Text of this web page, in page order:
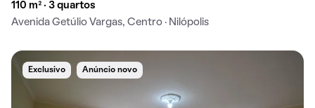
110 m² · 3 quartos
Avenida Getúlio Vargas, Centro · Nilópolis
Exclusivo Anúncio novo